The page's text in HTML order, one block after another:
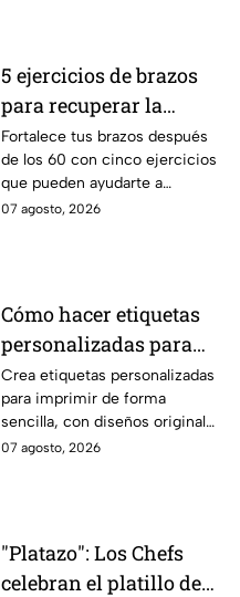
5 ejercicios de brazos
para recuperar la
fuerza después de los
60
Fortalece tus brazos después
de los 60 con cinco ejercicios
que pueden ayudarte a
recuperar fuerza, movilidad y
07 agosto, 2026
Cómo hacer etiquetas
personalizadas para
imprimir
Crea etiquetas personalizadas
para imprimir de forma
sencilla, con diseños originales
y detalles adaptados a tus
07 agosto, 2026
"Platazo": Los Chefs
celebran el platillo de